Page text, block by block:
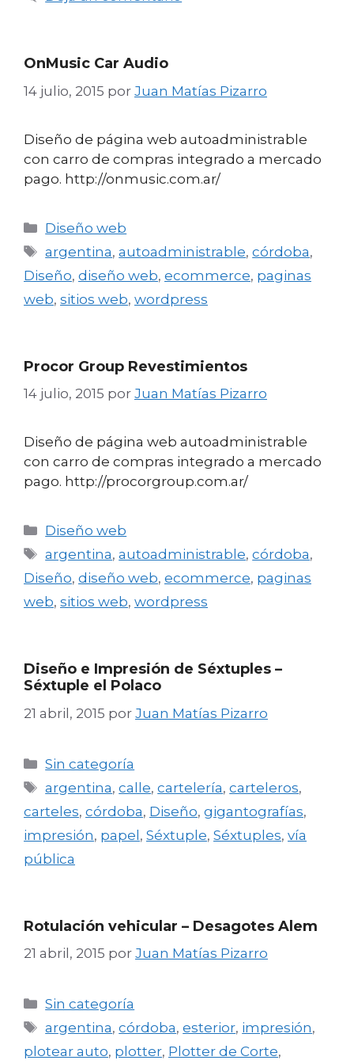
OnMusic Car Audio
14 julio, 2015 por Juan Matías Pizarro
Diseño de página web autoadministrable
con carro de compras integrado a mercado
pago. http://onmusic.com.ar/
Categorías
Diseño web
Etiquetas
argentina,autoadministrable,córdoba,
Diseño, diseño web, ecommerce, paginas
web, sitios web, wordpress
Procor Group Revestimientos
14 julio, 2015 por Juan Matías Pizarro
Diseño de página web autoadministrable
con carro de compras integrado a mercado
pago. http://procorgroup.com.ar/
Categorías
Diseño web
Etiquetas
argentina,autoadministrable,córdoba,
Diseño, diseño web, ecommerce, paginas
web, sitios web, wordpress
Diseño e Impresión de Séxtuples –
Séxtuple el Polaco
21 abril, 2015 por Juan Matías Pizarro
Categorías
Sin categoría
Etiquetas
argentina,calle,cartelería,carteleros,
carteles, córdoba, Diseño, gigantografías,
impresión, papel, Séxtuple, Séxtuples, vía
pública
Rotulación vehicular – Desagotes Alem
21 abril, 2015 por Juan Matías Pizarro
Categorías
Sin categoría
Etiquetas
argentina,córdoba,esterior, impresión,
plotear auto, plotter, Plotter de Corte,